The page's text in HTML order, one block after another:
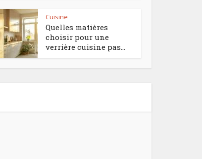
Cuisine
Quelles matières
choisir pour une
verrière cuisine pas...